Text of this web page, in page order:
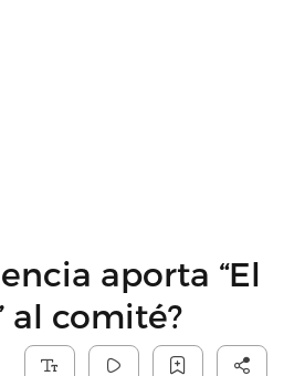
aporta “El
al comité?